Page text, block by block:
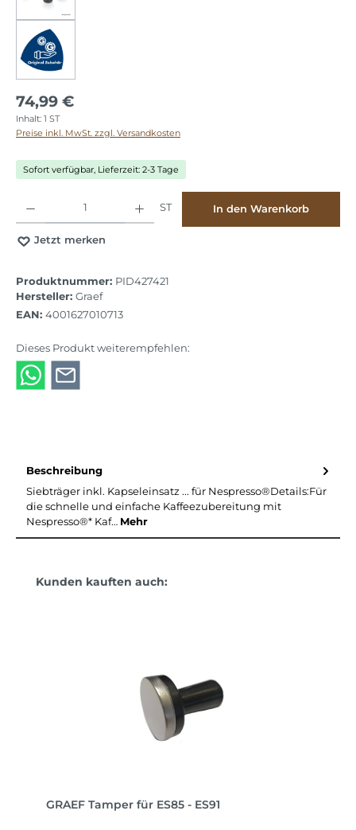
74,99 €
Inhalt: 1 ST
Preise inkl. MwSt. zzgl. Versandkosten
Sofort verfügbar, Lieferzeit: 2-3 Tage
ST In den Warenkorb
Jetzt merken
Produktnummer: PID427421
Hersteller: Graef
EAN: 4001627010713
Dieses Produkt weiterempfehlen:
Beschreibung
Siebträger inkl. Kapseleinsatz ... für Nespresso®Details:Für
die schnelle und einfache Kaffeezubereitung mit
Nespresso®* Kaf… Mehr
Produktgalerie überspringen
Kunden kauften auch:
GRAEF Tamper für ES85 - ES91